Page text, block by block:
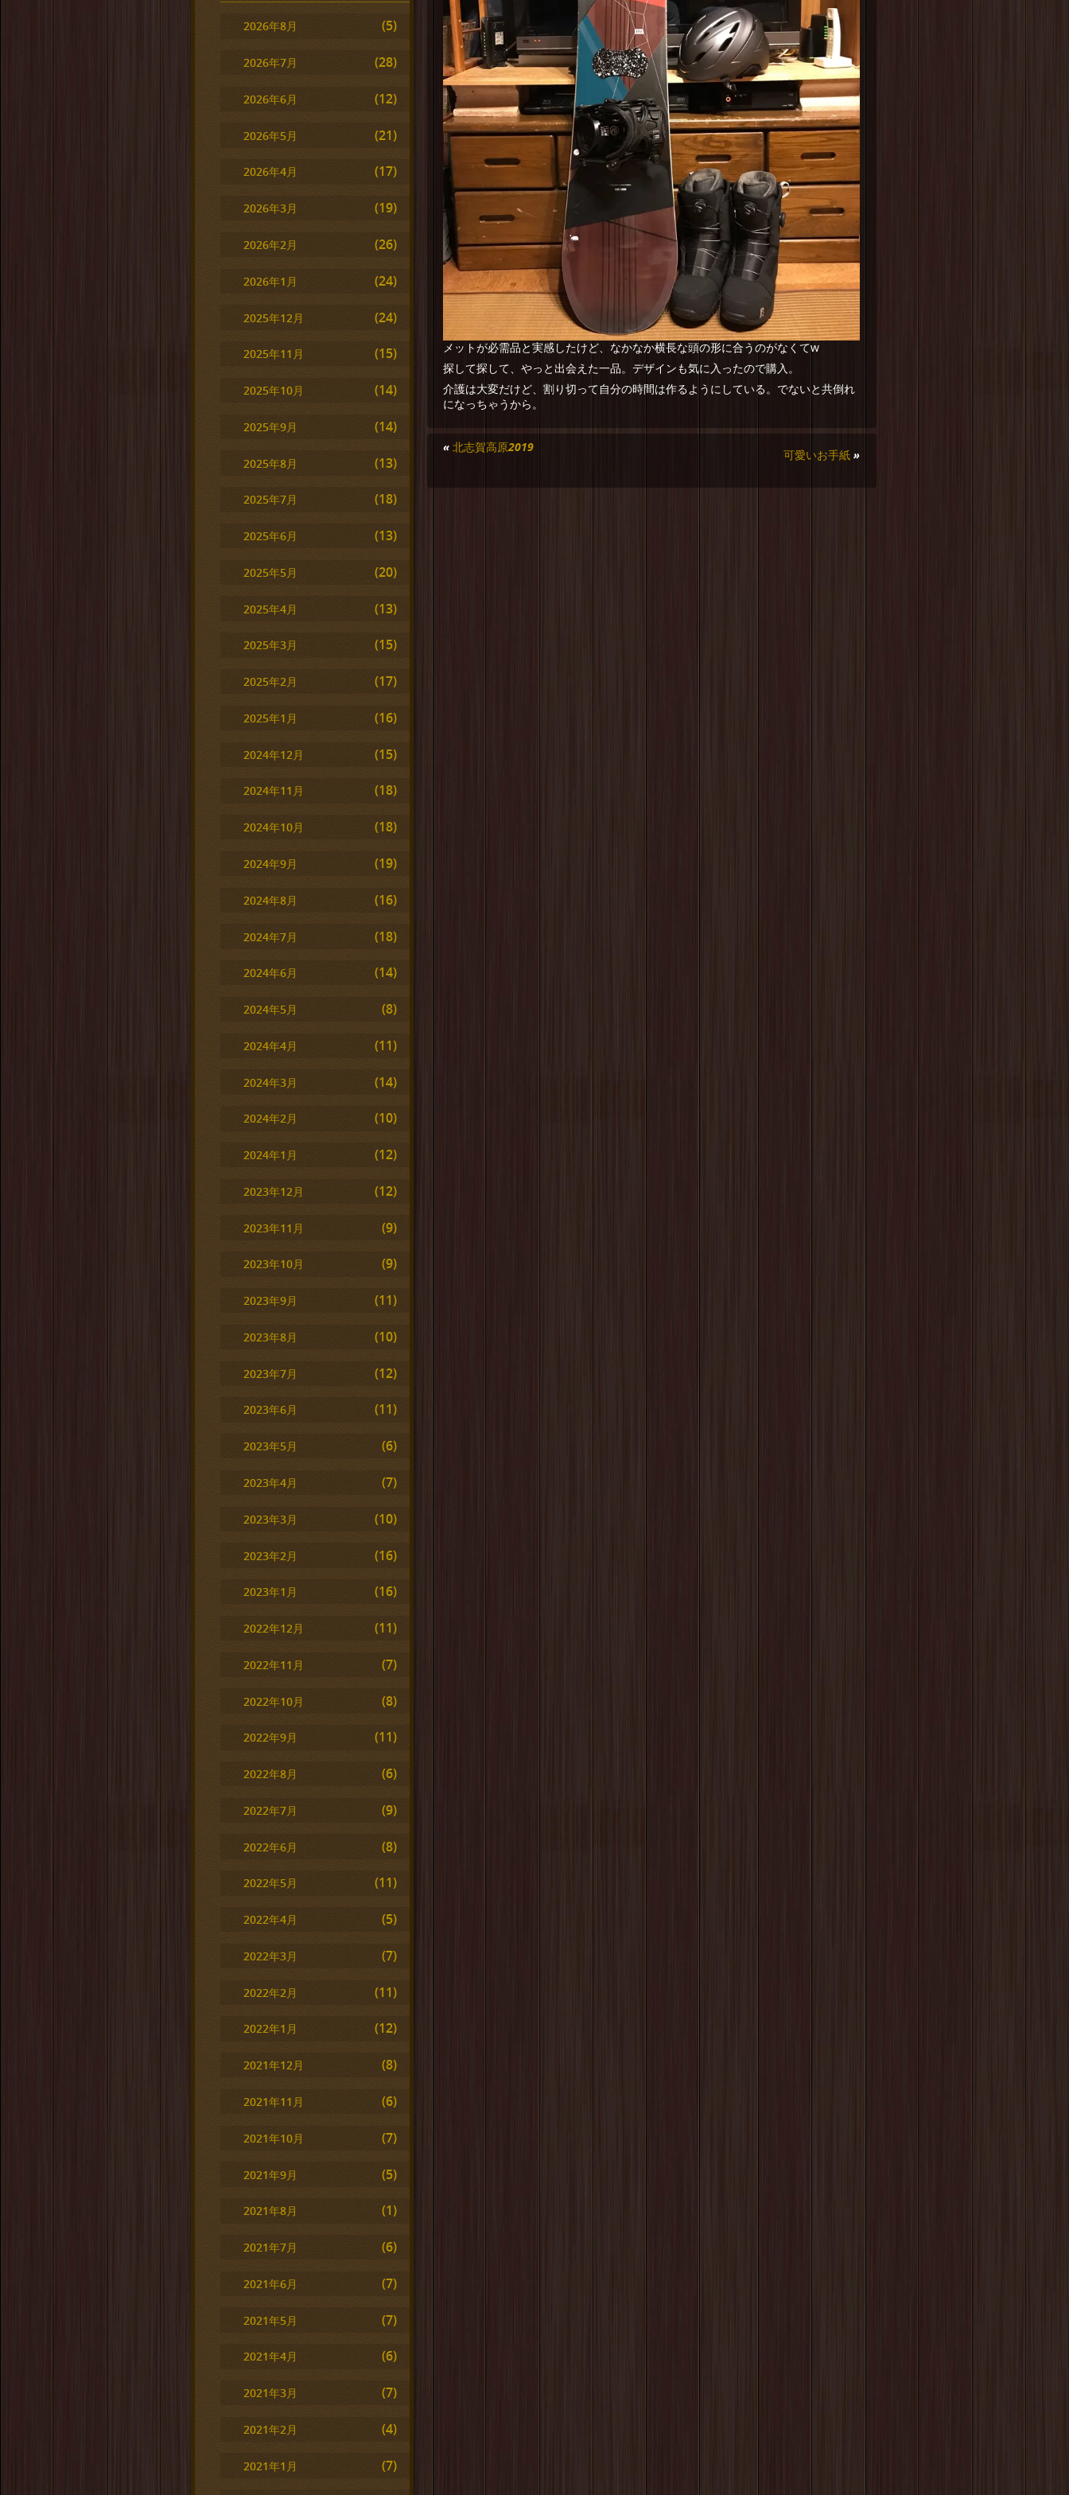
メットが必需品と実感したけど、なかなか横長な頭の形に合うのがなくてw
探して探して、やっと出会えた一品。デザインも気に入ったので購入。
介護は大変だけど、割り切って自分の時間は作るようにしている。でないと共倒れ
になっちゃうから。
«北志賀高原2019
可愛いお手紙 »
2026年8月 (5)
2026年7月 (28)
2026年6月 (12)
2026年5月 (21)
2026年4月 (17)
2026年3月 (19)
2026年2月 (26)
2026年1月 (24)
2025年12月 (24)
2025年11月 (15)
2025年10月 (14)
2025年9月 (14)
2025年8月 (13)
2025年7月 (18)
2025年6月 (13)
2025年5月 (20)
2025年4月 (13)
2025年3月 (15)
2025年2月 (17)
2025年1月 (16)
2024年12月 (15)
2024年11月 (18)
2024年10月 (18)
2024年9月 (19)
2024年8月 (16)
2024年7月 (18)
2024年6月 (14)
2024年5月 (8)
2024年4月 (11)
2024年3月 (14)
2024年2月 (10)
2024年1月 (12)
2023年12月 (12)
2023年11月 (9)
2023年10月 (9)
2023年9月 (11)
2023年8月 (10)
2023年7月 (12)
2023年6月 (11)
2023年5月 (6)
2023年4月 (7)
2023年3月 (10)
2023年2月 (16)
2023年1月 (16)
2022年12月 (11)
2022年11月 (7)
2022年10月 (8)
2022年9月 (11)
2022年8月 (6)
2022年7月 (9)
2022年6月 (8)
2022年5月 (11)
2022年4月 (5)
2022年3月 (7)
2022年2月 (11)
2022年1月 (12)
2021年12月 (8)
2021年11月 (6)
2021年10月 (7)
2021年9月 (5)
2021年8月 (1)
2021年7月 (6)
2021年6月 (7)
2021年5月 (7)
2021年4月 (6)
2021年3月 (7)
2021年2月 (4)
2021年1月 (7)